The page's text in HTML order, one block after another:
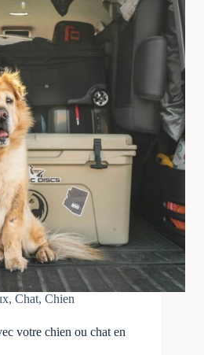
, Chat, Chien
votre chien ou chat en